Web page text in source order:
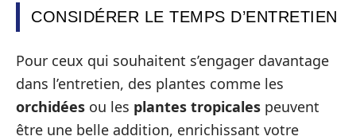
CONSIDÉRER LE TEMPS D’ENTRETIEN
Pour ceux qui souhaitent s’engager davantage
dans l’entretien, des plantes comme les
orchidées ou les plantes tropicales peuvent
être une belle addition, enrichissant votre